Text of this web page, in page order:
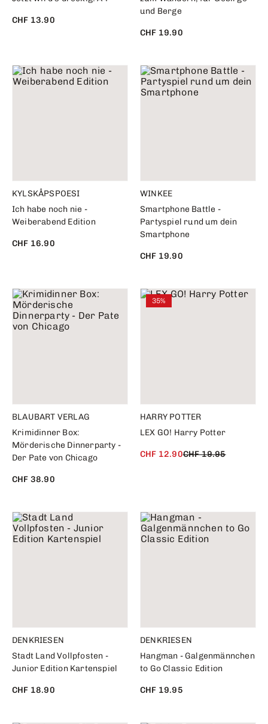
CHF 13.90
und Berge
CHF 19.90
KYLSKÅPSPOESI
Ich habe noch nie -
Weiberabend Edition
CHF 16.90
WINKEE
Smartphone Battle -
Partyspiel rund um dein
Smartphone
CHF 19.90
BLAUBART VERLAG
Krimidinner Box:
Mörderische Dinnerparty -
Der Pate von Chicago
CHF 38.90
35%
HARRY POTTER
LEX GO! Harry Potter
CHF 12.90CHF 19.95
DENKRIESEN
Stadt Land Vollpfosten -
Junior Edition Kartenspiel
CHF 18.90
DENKRIESEN
Hangman - Galgenmännchen
to Go Classic Edition
CHF 19.95